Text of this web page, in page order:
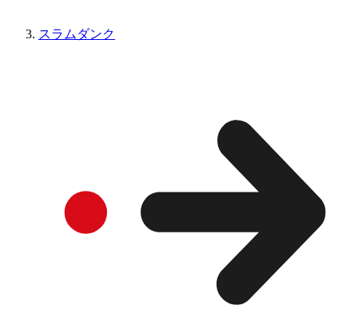
スラムダンク